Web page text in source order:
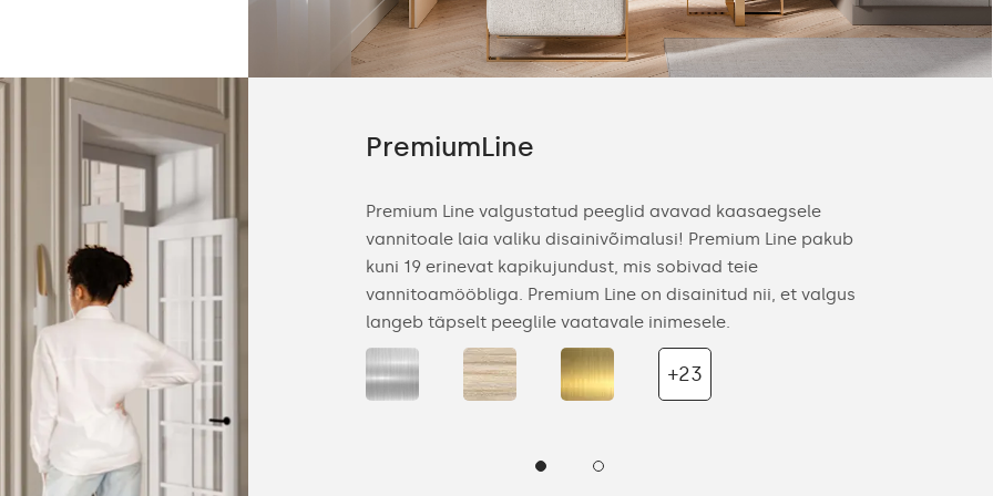
kõige ülevamad peeglid on siledad,
Peegli õrnad kujundid toovad
ja tänu nende dekoratiivsele
vannituppa ainulaadse atmosfääri.
jätab seinale helenduse, mis peeglit
PremiumLine
Premium Line valgustatud peeglid avavad kaasaegsele
vannitoale laia valiku disainivõimalusi! Premium Line pakub
kuni 19 erinevat kapikujundust, mis sobivad teie
vannitoamööbliga. Premium Line on disainitud nii, et valgus
langeb täpselt peeglile vaatavale inimesele.
+23